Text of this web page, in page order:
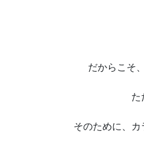
だからこそ
た
そのために、